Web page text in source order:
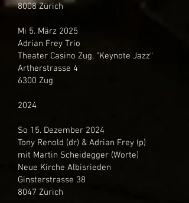
8008 Zürich
Mi 5. März 2025
Adrian Frey Trio
Theater Casino Zug, "Keynote Jazz“
Artherstrasse 4
6300 Zug
2024
So 15. Dezember 2024
Tony Renold (dr) & Adrian Frey (p)
mit Martin Scheidegger (Worte)
Neue Kirche Albisrieden
Ginsterstrasse 38
8047 Zürich